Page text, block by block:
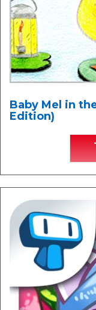
Baby Mel in
Edition)